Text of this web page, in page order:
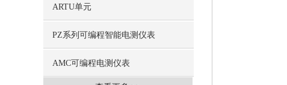
ARTU单元
PZ系列可编程智能电测仪表
AMC可编程电测仪表